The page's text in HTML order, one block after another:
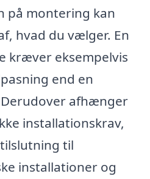
på montering kan
hvad du vælger. En
kræver eksempelvis
end en
afhænger
installationskrav,
til
installationer og